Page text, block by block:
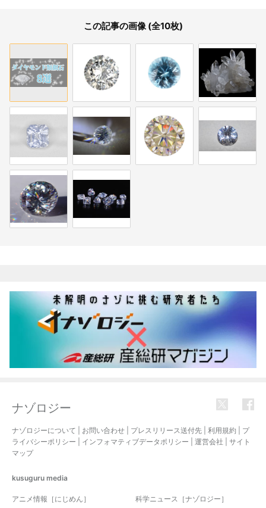
この記事の画像 (全10枚)
ナゾロジー
ナゾロジーについて お問い合わせ プレスリリース送付先 利用規約
プ
ライバシーポリシー
インフォマティブデータポリシー 運営会社
サイト
マップ
kusuguru media
アニメ情報［にじめん］ 科学ニュース［ナゾロジー］